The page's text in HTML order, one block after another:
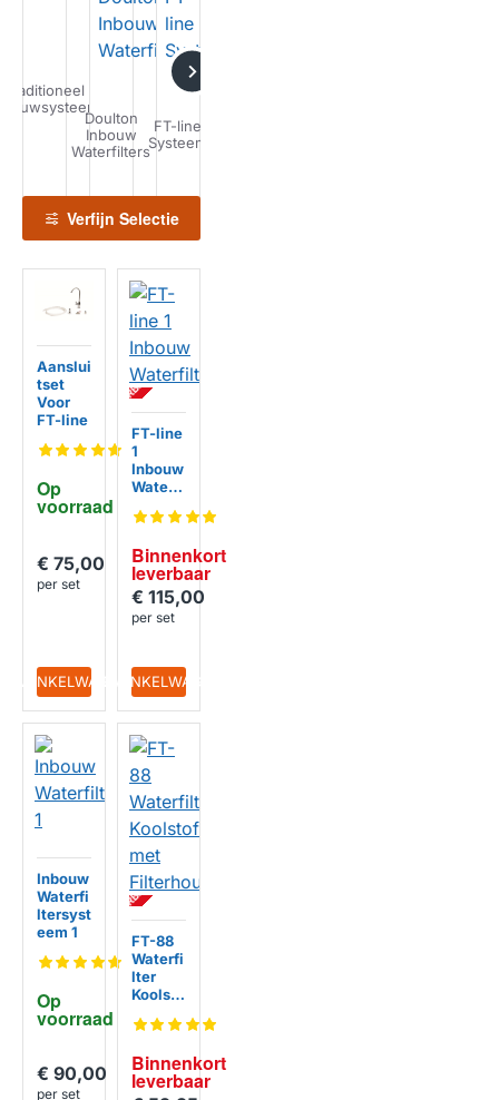
Traditioneel
Doulton
Inbouw
Waterfilters
FT-line
Systeem
Verfijn Selectie
HUISMERK
Op
voorraad
Aanslui
tset
Voor
FT-line
€ 75,00
per set
IN WINKELWAGEN
HUISMERK
BI
N
N
E
N
K
O
R
T
L
E
V
E
R
B
A
A
R
Binnenkort
leverbaar
FT-line
1
Inbouw
Waterfi
eem
€ 115,00
per set
IN WINKELWAGEN
HUISMERK
Op
voorraad
Inbouw
Waterfi
ltersyst
eem 1
€ 90,00
per set
HUISMERK
BI
N
N
E
N
K
O
R
T
L
E
V
E
R
B
A
A
R
Binnenkort
leverbaar
FT-88
Waterfi
lter
Koolsto
Filterh